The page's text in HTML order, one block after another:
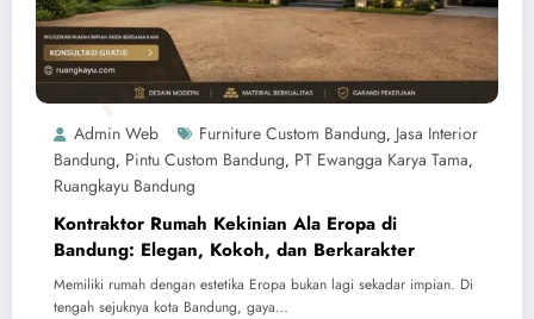
Admin Web Furniture Custom Bandung, Jasa Interior
Bandung, Pintu Custom Bandung, PT Ewangga Karya Tama,
Ruangkayu Bandung
Kontraktor Rumah Kekinian Ala Eropa di
Bandung: Elegan, Kokoh, dan Berkarakter
Memiliki rumah dengan estetika Eropa bukan lagi sekadar impian. Di
tengah sejuknya kota Bandung, gaya…